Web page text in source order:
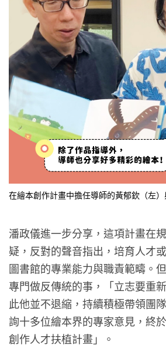
在繪本創作計畫中擔任導師的黃郁欽（左
潘政儀進一步分享，這項計畫在
疑，反對的聲音指出，培育人才
圖書館的專業能力與職責範疇。
專門做反傳統的事，「立志要重
此他並不退縮，持續積極帶領團
詢十多位繪本界的專家意見，終
創作人才扶植計畫」。